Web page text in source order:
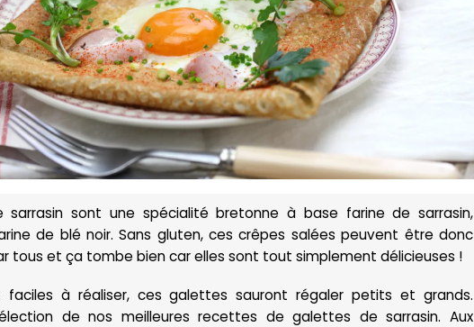
sarrasin sont une spécialité bretonne à base farine de sarrasin,
de blé noir. Sans gluten, ces crêpes salées peuvent être donc
tous et ça tombe bien car elles sont tout simplement délicieuses !
faciles à réaliser, ces galettes sauront régaler petits et grands.
de nos meilleures recettes de galettes de sarrasin. Aux